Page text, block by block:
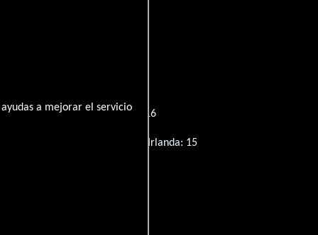
a mejorar el servicio
Australia: MA15+ Alemania: 16
Irlanda: 15